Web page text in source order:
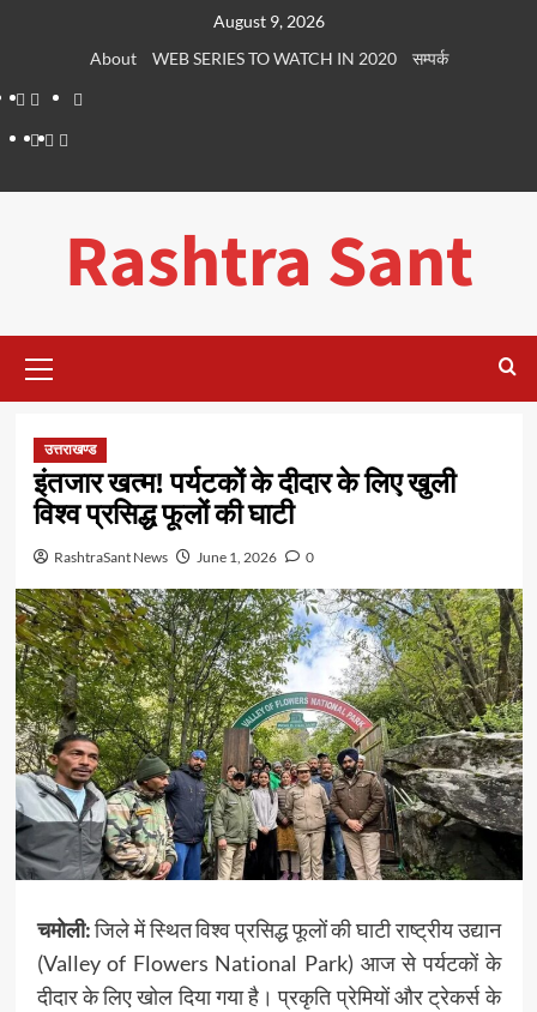
August 9, 2026
About
WEB SERIES TO WATCH IN 2020
सम्पर्क
About
WEB
SERIES
Dehradun
LifePlaces
सम्पर्क
Rashtra Sant
Menu
उत्तराखण्ड
इंतजार खत्म! पर्यटकों के दीदार के लिए खुली
विश्व प्रसिद्ध फूलों की घाटी
RashtraSant News June 1, 2026 0
चमोली:जिले में स्थित विश्व प्रसिद्ध फूलों की घाटी राष्ट्रीय उद्यान
(Valley of Flowers National Park) आज से पर्यटकों के
दीदार के लिए खोल दिया गया है। प्रकृति प्रेमियों और ट्रेकर्स के